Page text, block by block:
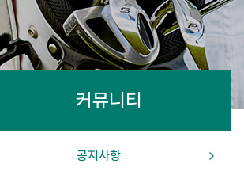
커뮤니티
공지사항